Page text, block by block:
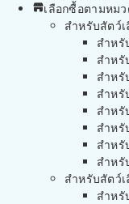
เลือกซื้อตามหม
สำหรับสัตว์
สำหรั
สำหรั
สำหรั
สำหรั
สำหรั
สำห
สำหรั
สำหรั
สำหรับสัตว์
สำหรั